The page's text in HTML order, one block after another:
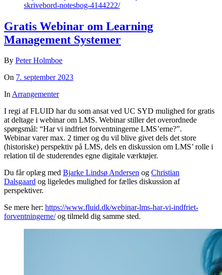
Gratis Webinar om Learning
Management Systemer
By Peter Holmboe
On 7. september 2023
InArrangementer
I regi af FLUID har du som ansat ved UC SYD mulighed for gratis
at deltage i webinar om LMS. Webinar stiller det overordnede
spørgsmål: “Har vi indfriet forventningerne LMS’erne?”.
Webinar varer max. 2 timer og du vil blive givet dels det store
(historiske) perspektiv på LMS, dels en diskussion om LMS’ rolle i
relation til de studerendes egne digitale værktøjer.
Du får oplæg med Bjarke Lindsø Andersen og Christian
Dalsgaard og ligeledes mulighed for fælles diskussion af
perspektiver.
Se mere her: https://www.fluid.dk/webinar-lms-har-vi-indfriet-
forventningerne/og tilmeld dig samme sted.